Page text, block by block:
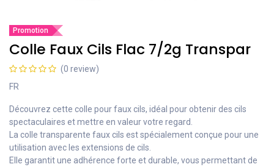
Promotion
Colle Faux Cils Flac 7/2g Transpar
(0 review)
FR
Découvrez cette colle pour faux cils, idéal pour obtenir des cils
spectaculaires et mettre en valeur votre regard.
La colle transparente faux cils est spécialement conçue pour une
utilisation avec les extensions de cils.
Elle garantit une adhérence forte et durable, vous permettant de